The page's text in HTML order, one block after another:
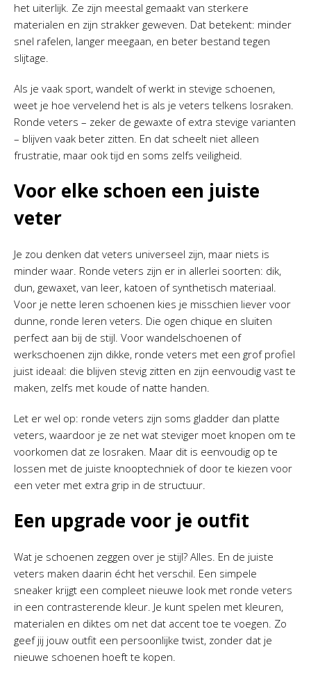
het uiterlijk. Ze zijn meestal gemaakt van sterkere
materialen en zijn strakker geweven. Dat betekent: minder
snel rafelen, langer meegaan, en beter bestand tegen
slijtage.
Als je vaak sport, wandelt of werkt in stevige schoenen,
weet je hoe vervelend het is als je veters telkens losraken.
Ronde veters – zeker de gewaxte of extra stevige varianten
– blijven vaak beter zitten. En dat scheelt niet alleen
frustratie, maar ook tijd en soms zelfs veiligheid.
Voor elke schoen een juiste
veter
Je zou denken dat veters universeel zijn, maar niets is
minder waar. Ronde veters zijn er in allerlei soorten: dik,
dun, gewaxet, van leer, katoen of synthetisch materiaal.
Voor je nette leren schoenen kies je misschien liever voor
dunne, ronde leren veters. Die ogen chique en sluiten
perfect aan bij de stijl. Voor wandelschoenen of
werkschoenen zijn dikke, ronde veters met een grof profiel
juist ideaal: die blijven stevig zitten en zijn eenvoudig vast te
maken, zelfs met koude of natte handen.
Let er wel op: ronde veters zijn soms gladder dan platte
veters, waardoor je ze net wat steviger moet knopen om te
voorkomen dat ze losraken. Maar dit is eenvoudig op te
lossen met de juiste knooptechniek of door te kiezen voor
een veter met extra grip in de structuur.
Een upgrade voor je outfit
Wat je schoenen zeggen over je stijl? Alles. En de juiste
veters maken daarin écht het verschil. Een simpele
sneaker krijgt een compleet nieuwe look met ronde veters
in een contrasterende kleur. Je kunt spelen met kleuren,
materialen en diktes om net dat accent toe te voegen. Zo
geef jij jouw outfit een persoonlijke twist, zonder dat je
nieuwe schoenen hoeft te kopen.